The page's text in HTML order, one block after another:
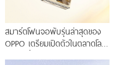
สมาร์ตโฟนจอพับรุ่นล่าสุดของ
OPPO เตรียมเปิดตัวในตลาดโลก